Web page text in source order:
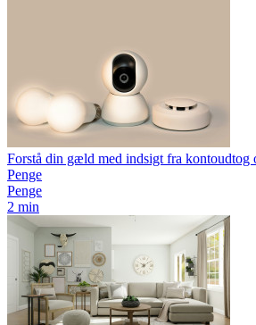
Forstå din gæld med indsigt fra kontoudtog
Penge
Penge
2 min